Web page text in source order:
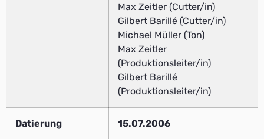
Max Zeitler (Cutter/in)
Gilbert Barillé (Cutter/in)
Michael Müller (Ton)
Max Zeitler
(Produktionsleiter/in)
Gilbert Barillé
(Produktionsleiter/in)
Datierung 15.07.2006